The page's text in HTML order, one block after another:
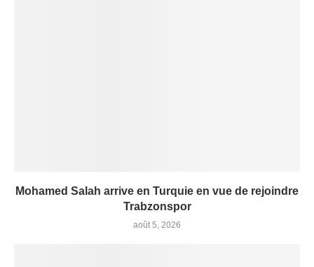
Mohamed Salah arrive en Turquie en vue de rejoindre
Trabzonspor
août 5, 2026